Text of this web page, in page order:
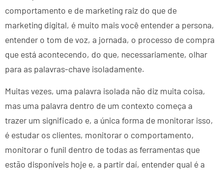
comportamento e de marketing raiz do que de
marketing digital, é muito mais você entender a persona,
entender o tom de voz, a jornada, o processo de compra
que está acontecendo, do que, necessariamente, olhar
para as palavras-chave isoladamente.
Muitas vezes, uma palavra isolada não diz muita coisa,
mas uma palavra dentro de um contexto começa a
trazer um significado e, a única forma de monitorar isso,
é estudar os clientes, monitorar o comportamento,
monitorar o funil dentro de todas as ferramentas que
estão disponíveis hoje e, a partir daí, entender qual é a